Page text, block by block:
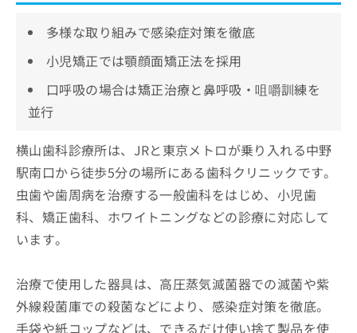
多様な取り組みで感染症対策を徹底
小児矯正では顎顔面矯正法を採用
口呼吸の場合は矯正治療と鼻呼吸・咀嚼訓練を
並行
横山歯科診療所は、JRと東京メトロが乗り入れる中野
駅南口から徒歩5分の場所にある歯科クリニックです。
虫歯や歯周病を治療する一般歯科をはじめ、小児歯
科、矯正歯科、ホワイトニングなどの診療に対応して
います。
治療で使用した器具は、高圧蒸気滅菌器での滅菌や紫
外線殺菌庫での殺菌などにより、感染症対策を徹底。
手袋や紙コップなどは、できるだけ使い捨て製品を使